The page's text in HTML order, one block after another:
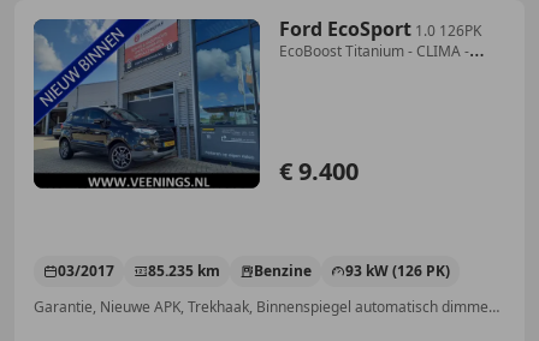
Ford EcoSport 1.0 126PK
EcoBoost Titanium - CLIMA -
€ 9.400
03/2017 85.235 km Benzine
93 kW (126 PK)
Garantie, Nieuwe APK, Trekhaak, Binnenspiegel automatisch dimmend, Voorruitverwarming, Getinte ramen, Parkeerhulp achter, Lichtmetalen velgen